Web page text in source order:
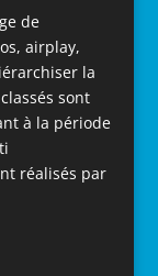
de
airplay,
la
sont
à la période
réalisés par